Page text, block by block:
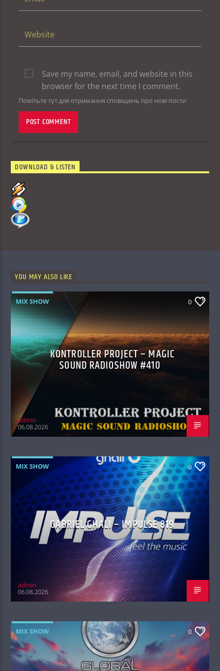
Save my name, email, and website in this
browser for the next time I comment.
Помітьте тут для отримання сповіщень про нові пости
DOWNLOAD & LISTEN
YOU MAY ALSO LIKE
MIX SHOW 0
KONTROLLER PROJECT – MAGIC
SOUND RADIOSHOW #410
admin
06.08.2026
MIX SHOW 0
GABRIEL GHALI – IMPULSE 819
admin
06.08.2026
MIX SHOW 0